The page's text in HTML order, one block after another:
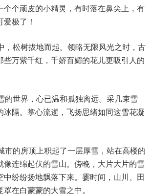
个个顽皮的小精灵，有时落在鼻尖上，有
极了！
，松树拔地而起。领略无限风光之时，古
些万紫千红，千娇百媚的花儿更吸引人的
的世界，心已温和孤独离远。采几束雪
冰隔。掌心流逝，飞扬思绪如同这雪花凝
市的房顶上积起了一层厚雪，站在高楼的
像连绵起伏的雪山。傍晚，大片大片的雪
中纷纷扬地飘落下来。霎时间，山川、田
在白蒙蒙的大雪之中。